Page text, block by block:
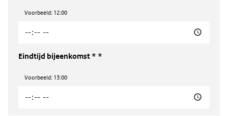
Voorbeeld: 12:00
Eindtijd bijeenkomst *
Voorbeeld: 13:00